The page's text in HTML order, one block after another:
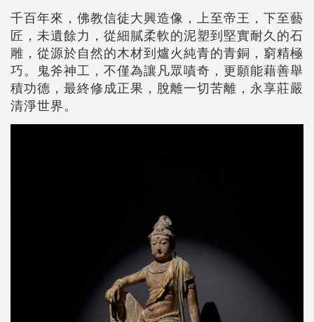
千百年來，佛教信徒大興造像，上至帝王，下至藝
匠，未遺餘力，從細膩柔軟的泥塑到堅實耐久的石
雕，從源於自然的木材到爐火純青的青銅，窮精極
巧。鬼斧神工，不僅為讓凡眾嘖奇，更願能藉善舉
積功德，最終修成正果，脫離一切苦離，永享莊嚴
清淨世界。